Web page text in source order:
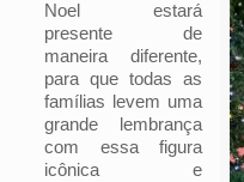
Noel estará
presente de
maneira diferente,
para que todas as
famílias levem uma
grande lembrança
com essa figura
icônica e